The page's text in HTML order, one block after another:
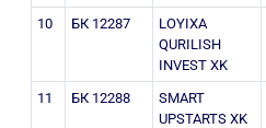
10 БК 12287
LOYIXA
QURILISH
INVEST XK
11 БК 12288
SMART
UPSTARTS XK